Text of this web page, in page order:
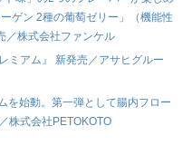
ゲン 2種の葡萄ゼリー」（機能性
／株式会社ファンケル
ミアム』 新発売／アサヒグルー
を始動。第一弾として腸内フロー
株式会社PETOKOTO